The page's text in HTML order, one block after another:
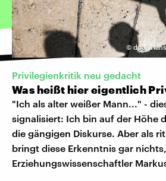
©dpa |
Privilegienkritik neu gedacht
Was heißt hier eigentlich
"Ich als alter weißer Mann..." -
signalisiert: Ich bin auf der Höhe
die gängigen Diskurse. Aber als
bringt diese Erkenntnis gar
Erziehungswissenschaftler